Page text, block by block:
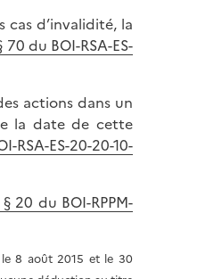
cas d’invalidité, la
70 du BOI-RSA-ES-
actions dans un
la date de cette
RSA-ES-20-20-10-
§ 20 du BOI-RPPM-
le 8 août 2015 et le 30